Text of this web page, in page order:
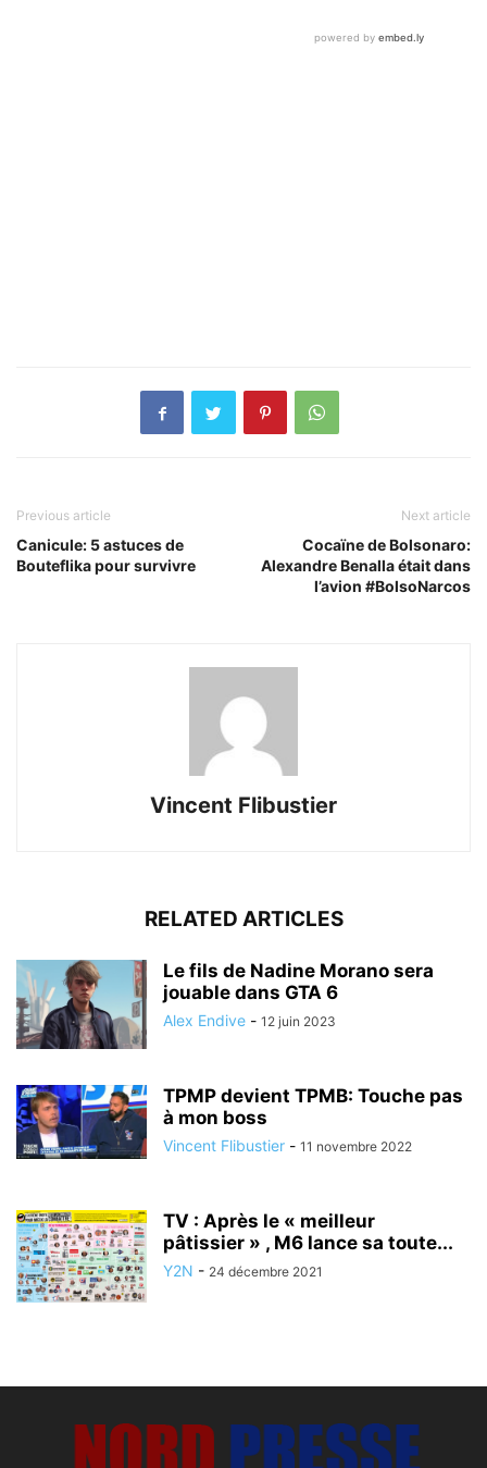
Previous article
Canicule: 5 astuces de
Bouteflika pour survivre
Next article
Cocaïne de Bolsonaro:
Alexandre Benalla était dans
l’avion #BolsoNarcos
Vincent Flibustier
RELATED ARTICLES
Le fils de Nadine Morano sera
jouable dans GTA 6
Alex Endive - 12 juin 2023
TPMP devient TPMB: Touche pas
à mon boss
Vincent Flibustier - 11 novembre 2022
TV : Après le « meilleur
pâtissier » , M6 lance sa toute...
Y2N - 24 décembre 2021